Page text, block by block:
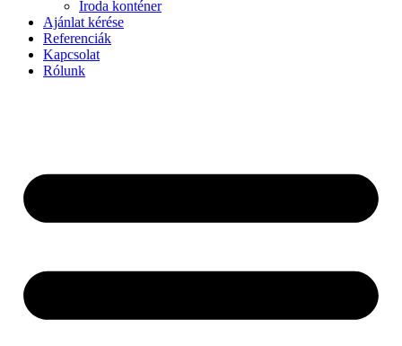
Iroda konténer
Ajánlat kérése
Referenciák
Kapcsolat
Rólunk